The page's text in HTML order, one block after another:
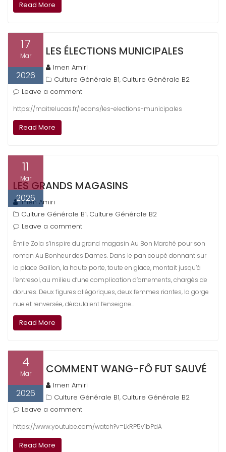
Read More
17
Mar
2026
LES ÉLECTIONS MUNICIPALES
Imen Amiri
Culture Générale B1, Culture Générale B2
Leave a comment
https://maitrelucas.fr/lecons/les-elections-municipales
Read More
11
Mar
2026
LES GRANDS MAGASINS
Imen Amiri
Culture Générale B1, Culture Générale B2
Leave a comment
Émile Zola s’inspire du grand magasin Au Bon Marché pour son
roman Au Bonheur des Dames. Dans le pan coupé donnant sur
la place Gaillon, la haute porte, toute en glace, montait jusqu’à
l’entresol, au milieu d’une complication d’ornements, chargés de
dorures. Deux figures allégoriques, deux femmes riantes, la gorge
nue et renversée, déroulaient l’enseigne…
Read More
4
Mar
2026
COMMENT WANG-FÔ FUT SAUVÉ
Imen Amiri
Culture Générale B1, Culture Générale B2
Leave a comment
https://www.youtube.com/watch?v=LkRP5v1bPdA
Read More